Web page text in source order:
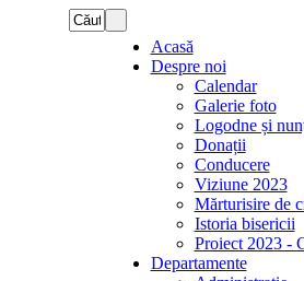
Acasă
Despre noi
Calendar
Galerie foto
Logodne și
Donații
Conducere
Viziune 2023
Mărturisire de
Istoria bisericii
Proiect 2023 -
Departamente